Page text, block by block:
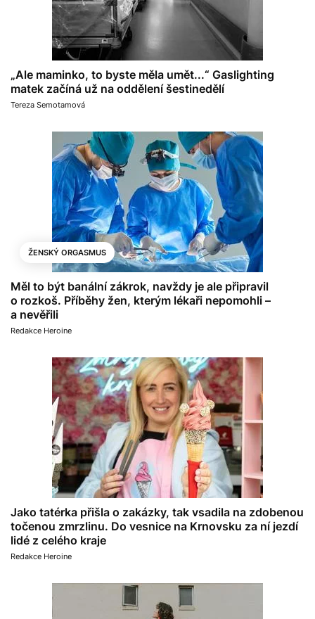
„Ale maminko, to byste měla umět...“ Gaslighting
matek začíná už na oddělení šestinedělí
Tereza Semotamová
ŽENSKÝ ORGASMUS
Měl to být banální zákrok, navždy je ale připravil
o rozkoš. Příběhy žen, kterým lékaři nepomohli –
a nevěřili
Redakce Heroine
Jako tatérka přišla o zakázky, tak vsadila na zdobenou
točenou zmrzlinu. Do vesnice na Krnovsku za ní jezdí
lidé z celého kraje
Redakce Heroine